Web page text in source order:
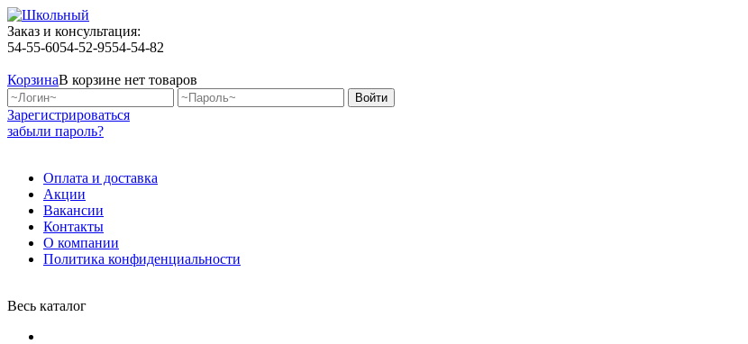
Заказ и консультация:
54-55-6054-52-9554-54-82
КорзинаВ корзине нет товаров
Зарегистрироваться
забыли пароль?
Оплата и доставка
Акции
Вакансии
Контакты
О компании
Политика конфиденциальности
Весь каталог